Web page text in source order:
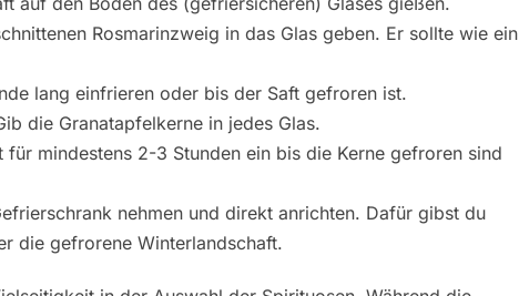
Rosmarinzweig in das Glas geben. Er sollte wie ein
lang einfrieren oder bis der Saft gefroren ist.
die Granatapfelkerne in jedes Glas.
für mindestens 2-3 Stunden ein bis die Kerne gefroren sind
nehmen und direkt anrichten. Dafür gibst du
die gefrorene Winterlandschaft.